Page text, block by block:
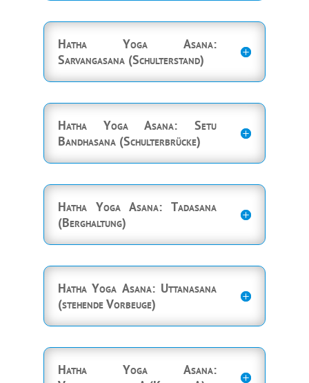
Hatha Yoga Asana:
Sarvangasana (Schulterstand)
Hatha Yoga Asana: Setu
Bandhasana (Schulterbrücke)
Hatha Yoga Asana: Tadasana
(Berghaltung)
Hatha Yoga Asana: Uttanasana
(stehende Vorbeuge)
Hatha Yoga Asana: